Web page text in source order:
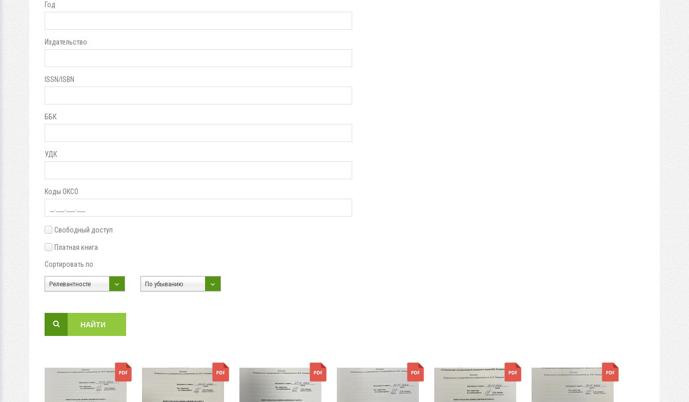
Год
Издательство
ISSN/ISBN
ББК
УДК
Коды ОКСО
Свободный доступ
Платная книга
Сортировать по
Релевантносте По убыванию